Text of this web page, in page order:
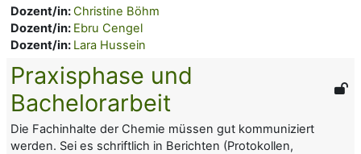
Dozent/in:Christine Böhm
Dozent/in: Ebru Cengel
Dozent/in: Lara Hussein
Praxisphase und
Bachelorarbeit
Die Fachinhalte der Chemie müssen gut kommuniziert
werden. Sei es schriftlich in Berichten (Protokollen,